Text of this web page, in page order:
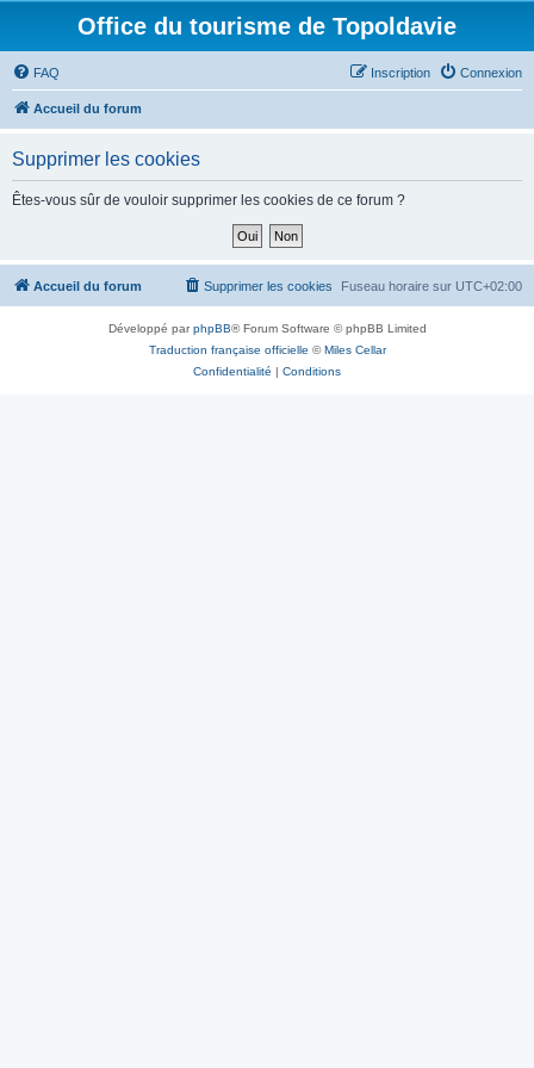
Office du tourisme de Topoldavie
FAQ Connexion
Inscription
Accueil du forum
Supprimer les cookies
Êtes-vous sûr de vouloir supprimer les cookies de ce forum ?
Accueil du forum Fuseau horaire sur UTC+02:00
Supprimer les cookies
Développé parphpBB® Forum Software © phpBB Limited
Traduction française officielle ©Miles Cellar
Confidentialité | Conditions